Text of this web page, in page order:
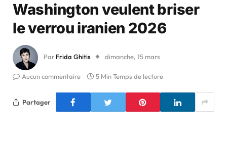
Washington veulent briser
le verrou iranien 2026
Par Frida Ghitis dimanche, 15 mars
Aucun commentaire 5 Min Temps de lecture
Partager